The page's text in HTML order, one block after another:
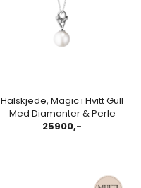
Halskjede, Magic i Hvitt Gull
Med Diamanter & Perle
25900,-